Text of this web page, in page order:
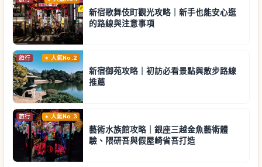
新宿歌舞伎町觀光攻略｜新手也能安心逛
的路線與注意事項
旅行 人氣No.2
新宿御苑攻略｜初訪必看景點與散步路線
推薦
旅行 人氣No.3
藝術水族館攻略｜銀座三越金魚藝術體
驗、隈研吾與假屋崎省吾打造